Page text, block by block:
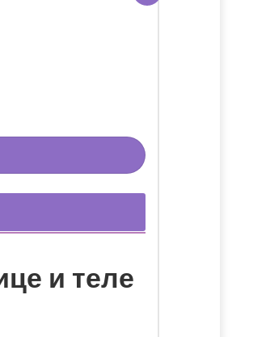
и теле